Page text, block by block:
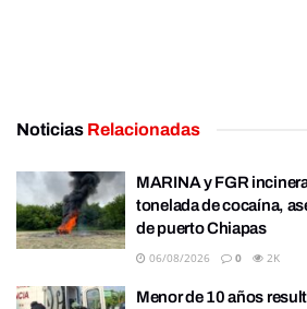
Noticias Relacionadas
MARINA y FGR
tonelada de cocaína,
de puerto Chiapas
06/08/2026 0 2K
Menor de 10 años